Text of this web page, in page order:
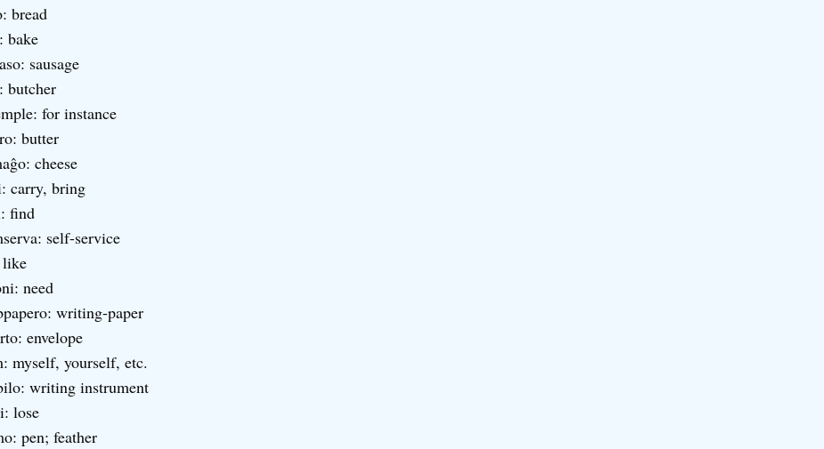
bread
bake
sausage
butcher
for instance
butter
cheese
carry, bring
find
self-service
need
writing-paper
envelope
myself, yourself, etc.
writing instrument
lose
pen; feather